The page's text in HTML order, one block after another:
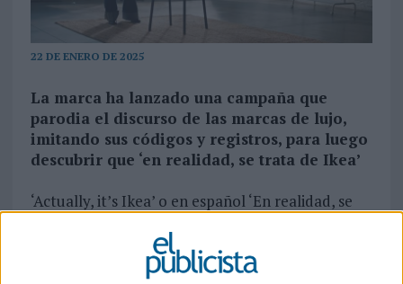
22 DE ENERO DE 2025
La marca ha lanzado una campaña que
parodia el discurso de las marcas de lujo,
imitando sus códigos y registros, para luego
descubrir que ‘en realidad, se trata de Ikea’
‘Actually, it’s Ikea’ o en español ‘En realidad, se
compañía sueca en Canadá, que busca realzar el
compromiso de la marca con los precios